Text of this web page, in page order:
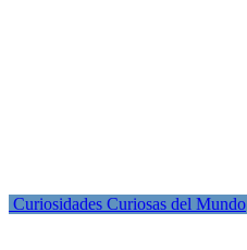
Curiosidades Curiosas del Mundo